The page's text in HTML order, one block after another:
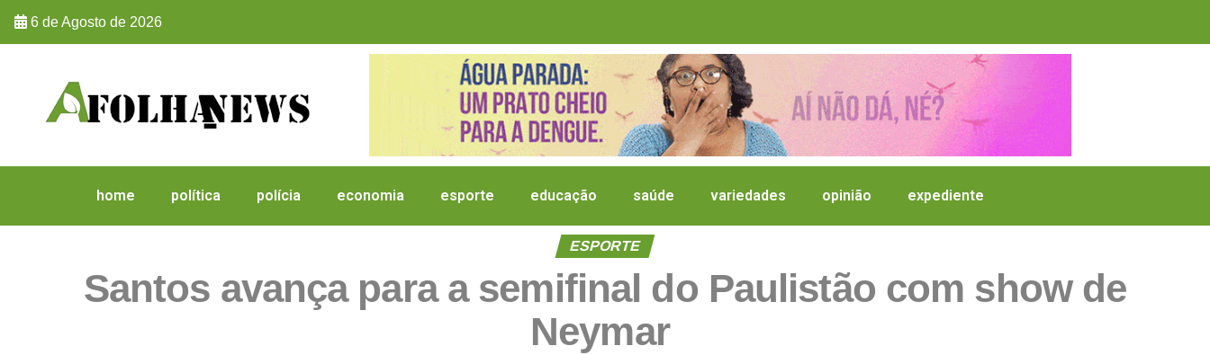
6 de Agosto de 2026
home política polícia economia esporte educação saúde variedades opinião expediente
ESPORTE
Santos avança para a semifinal do Paulistão com show de
Neymar